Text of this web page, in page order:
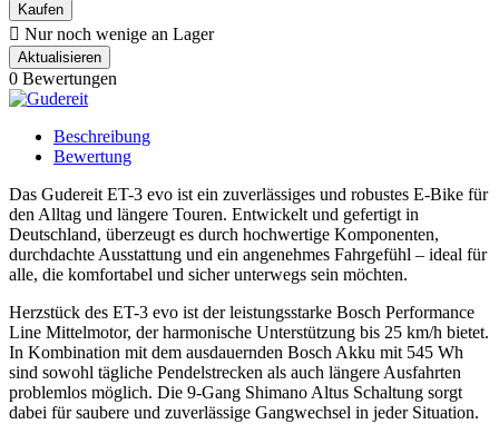
Kaufen
 Nur noch wenige an Lager
0 Bewertungen
Beschreibung
Bewertung
Das Gudereit ET-3 evo ist ein zuverlässiges und robustes E-Bike für
den Alltag und längere Touren. Entwickelt und gefertigt in
Deutschland, überzeugt es durch hochwertige Komponenten,
durchdachte Ausstattung und ein angenehmes Fahrgefühl – ideal für
alle, die komfortabel und sicher unterwegs sein möchten.
Herzstück des ET-3 evo ist der leistungsstarke Bosch Performance
Line Mittelmotor, der harmonische Unterstützung bis 25 km/h bietet.
In Kombination mit dem ausdauernden Bosch Akku mit 545 Wh
sind sowohl tägliche Pendelstrecken als auch längere Ausfahrten
problemlos möglich. Die 9-Gang Shimano Altus Schaltung sorgt
dabei für saubere und zuverlässige Gangwechsel in jeder Situation.